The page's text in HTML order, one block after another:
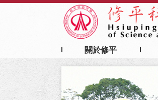
主
塊
:::
關於修平
:::